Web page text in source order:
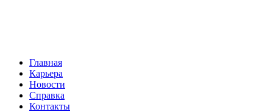
Главная
Карьера
Новости
Справка
Контакты